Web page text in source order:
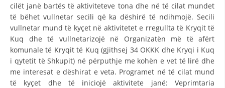
BORDI DREJTUES
STRUKTURA DHE STRUKTURA ORGANIZATIVE
DISEMINIMI
DREJTA NDERKOMBETARE HUMANITARE
cilët janë bartës të aktiviteteve tona dhe në të cilat mundet
të bëhet vullnetar secili që ka dëshirë të ndihmojë. Secili
vullnetar mund të kyçet në aktivitetet e rregullta të Kryqit të
Kuq dhe të vullnetarizojë në Organizatën më të afërt
komunale të Kryqit të Kuq (gjithsej 34 OKKK dhe Kryqi i Kuq
i qytetit të Shkupit) në përputhje me kohën e vet të lirë dhe
me interesat e dëshirat e veta. Programet në të cilat mund
të kyçet dhe të iniciojë aktivitete janë: Veprimtaria